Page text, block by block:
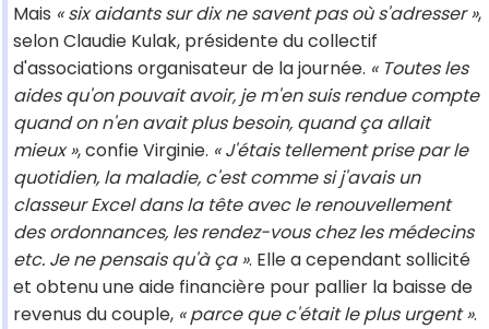
Mais « six aidants sur dix ne savent pas où s'adresser »,
selon Claudie Kulak, présidente du collectif
d'associations organisateur de la journée. « Toutes les
aides qu'on pouvait avoir, je m'en suis rendue compte
quand on n'en avait plus besoin, quand ça allait
mieux », confie Virginie. « J'étais tellement prise par le
quotidien, la maladie, c'est comme si j'avais un
classeur Excel dans la tête avec le renouvellement
des ordonnances, les rendez-vous chez les médecins
etc. Je ne pensais qu'à ça ». Elle a cependant sollicité
et obtenu une aide financière pour pallier la baisse de
revenus du couple, « parce que c'était le plus urgent ».